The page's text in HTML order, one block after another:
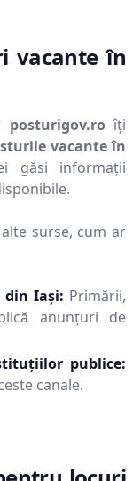
vacante în
posturigov.roîți
vacante în
găsi informații
surse, cum ar
din Iaşi: Primării,
anunțuri de
publice:
canale.